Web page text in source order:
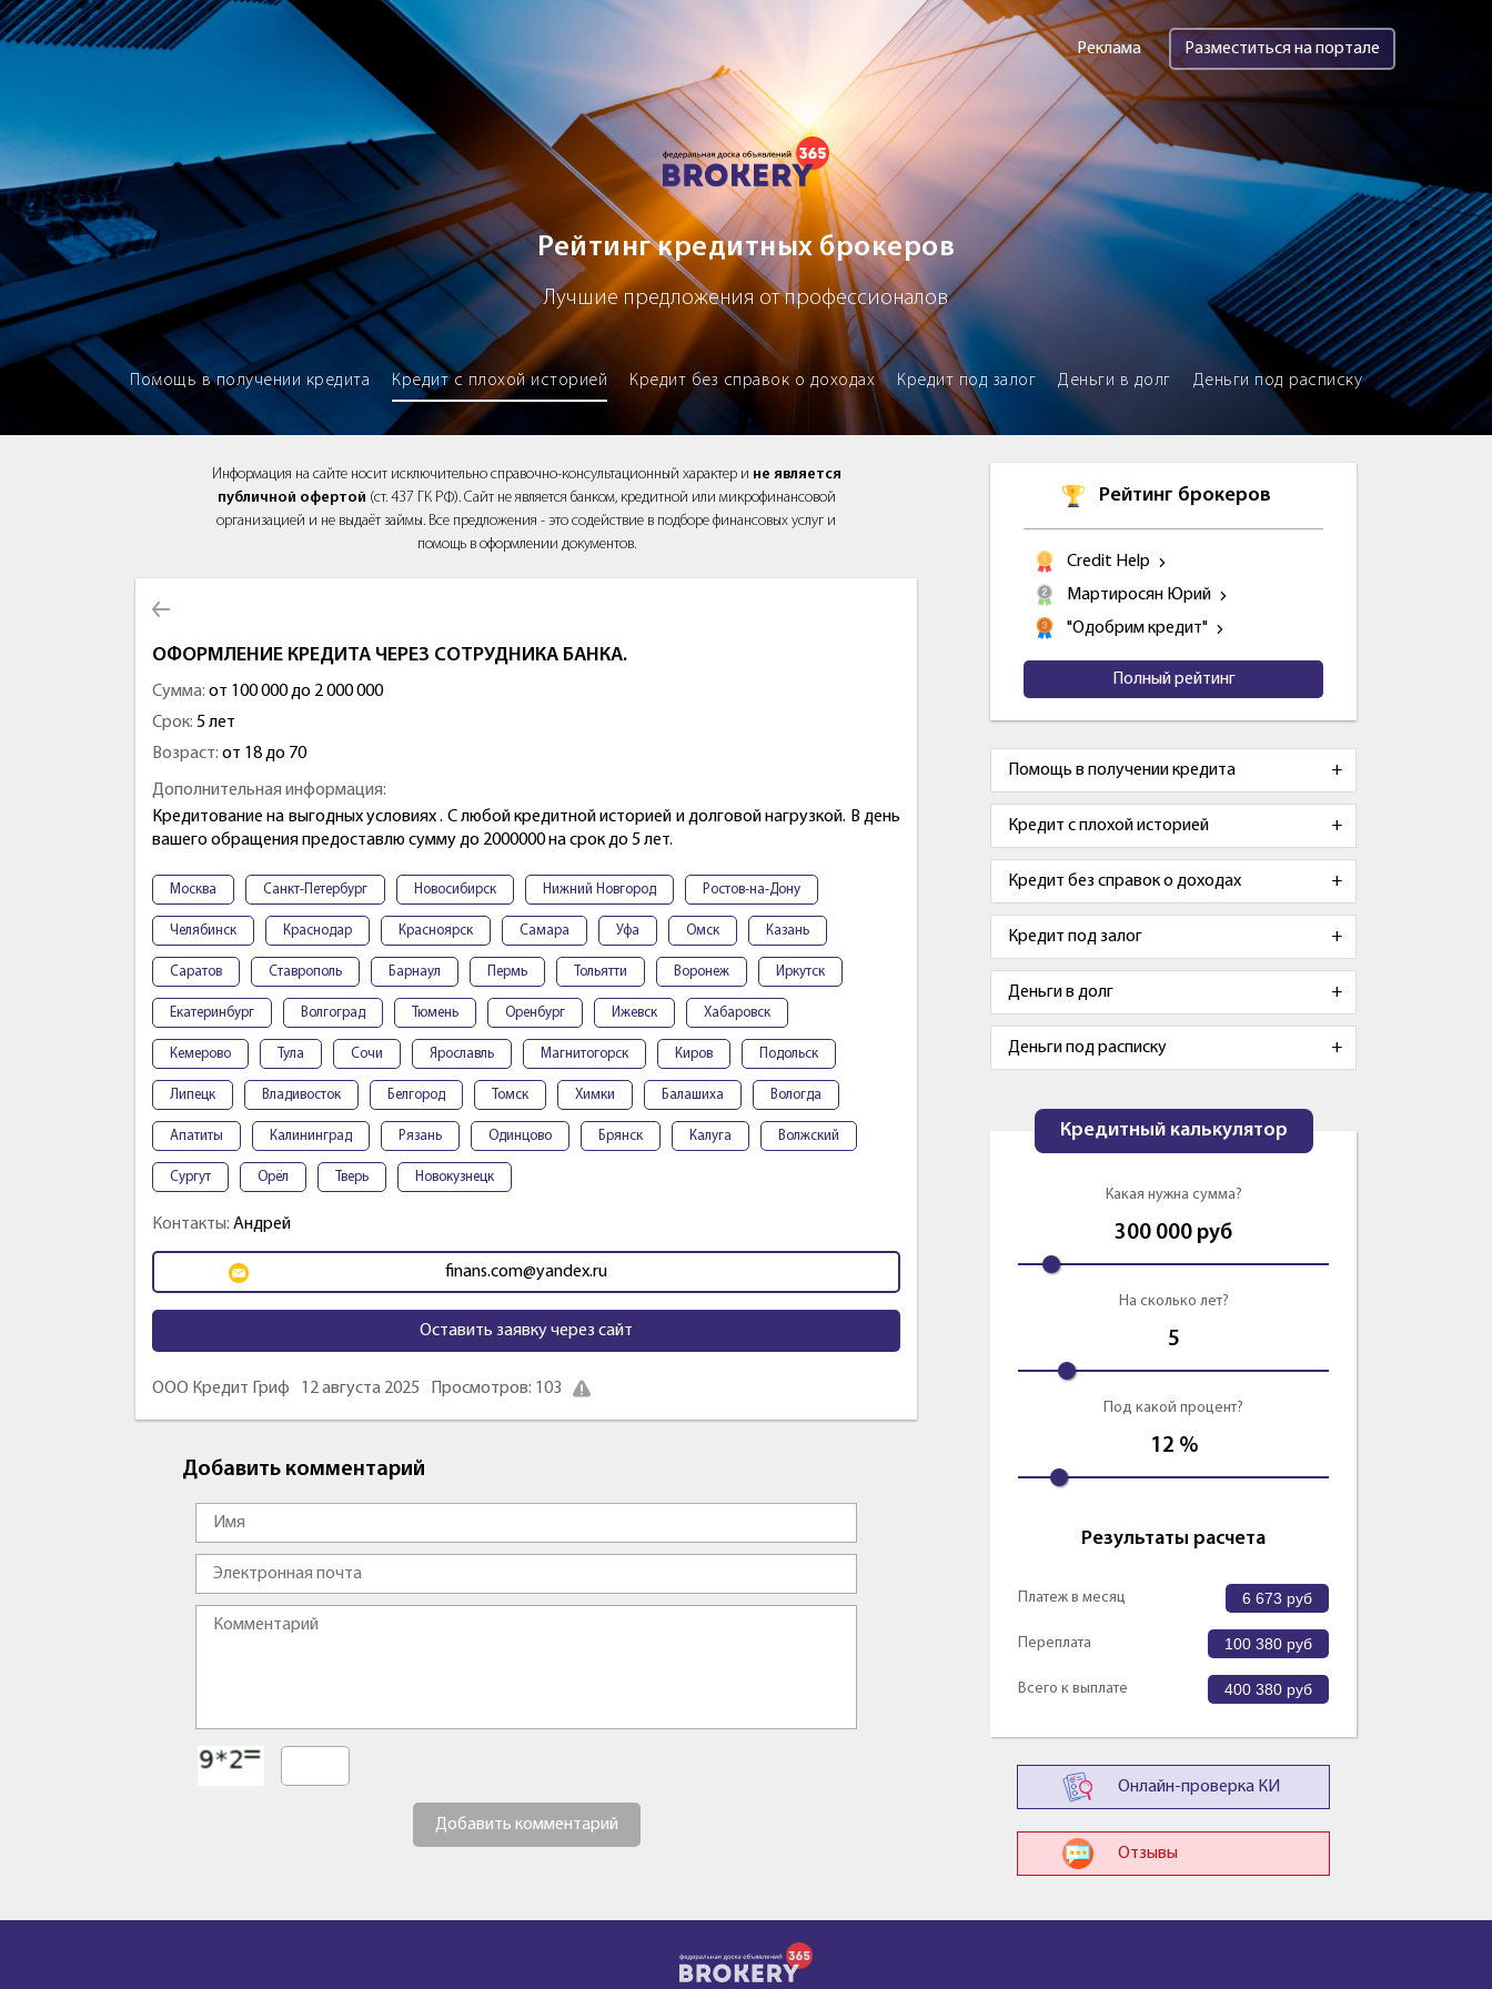
Brokery365 - Рейтинг кредитных брокеров
Реклама Разместиться на портале
Рейтинг кредитных брокеров
Лучшие предложения от профессионалов
Помощь в получении кредита Кредит с плохой историей Кредит без справок о доходах Кредит под залог Деньги в долг Деньги под расписку
Информация на сайте носит исключительно справочно-консультационный характер и не является
публичной офертой (ст. 437 ГК РФ). Сайт не является банком, кредитной или микрофинансовой
организацией и не выдаёт займы. Все предложения - это содействие в подборе финансовых услуг и
помощь в оформлении документов.
ОФОРМЛЕНИЕ КРЕДИТА ЧЕРЕЗ СОТРУДНИКА БАНКА.
Сумма: от 100 000 до 2 000 000
Срок: 5 лет
Возраст: от 18 до 70
Дополнительная информация:
Кредитование на выгодных условиях . С любой кредитной историей и долговой нагрузкой. В день
вашего обращения предоставлю сумму до 2000000 на срок до 5 лет.
Москва Санкт-Петербург Новосибирск Нижний Новгород Ростов-на-Дону
Челябинск Краснодар Красноярск Самара Уфа Омск Казань
Саратов Ставрополь Барнаул Пермь Тольятти Воронеж Иркутск
Екатеринбург Волгоград Тюмень Оренбург Ижевск Хабаровск
Кемерово Тула Сочи Ярославль Магнитогорск Киров Подольск
Липецк Владивосток Белгород Томск Химки Балашиха Вологда
Апатиты Калининград Рязань Одинцово Брянск Калуга Волжский
Сургут Орёл Тверь Новокузнецк
Контакты: Андрей
finans.com@yandex.ru
Оставить заявку через сайт
ООО Кредит Гриф 12 августа 2025 Просмотров: 103
Добавить комментарий
Добавить комментарий
Рейтинг брокеров
Credit Help
Мартиросян Юрий
"Одобрим кредит"
Полный рейтинг
Помощь в получении кредита
Кредит с плохой историей
Кредит без справок о доходах
Кредит под залог
Деньги в долг
Деньги под расписку
Кредитный калькулятор
Какая нужна сумма?
300 000 руб
На сколько лет?
5
Под какой процент?
12 %
Результаты расчета
Платеж в месяц 6 673 руб
Переплата 100 380 руб
Всего к выплате 400 380 руб
Онлайн-проверка КИ
Отзывы